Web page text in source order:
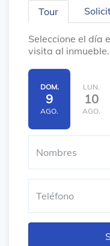
Tour
Seleccione el día
visita al inmueble.
DOM.
9
AGO.
LUN.
10
AGO.